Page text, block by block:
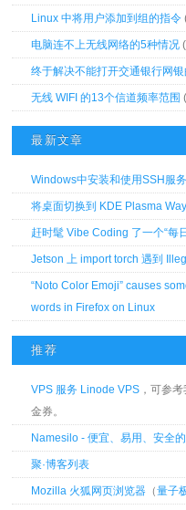
Linux 中将用户添加到组的指令
电脑连不上无线网络的5种情况
终于解决不能打开交通银行网银
无线 WIFI 的13个信道频率范围
最新文章
Windows中安装和使用SSH服
将桌面切换到 KDE Plasma
赶时髦 Vibe Coding 了一个“每
Jetson 上 import torch 遇到
“Noto Color Emoji” causes
words in Firefox on Linux
推荐
VPS 服务 Linode VPS ，可参
金券。
Namesilo - 便宜、易用、安全
聚·博客列表
Mozilla 火狐网页浏览器 （量子